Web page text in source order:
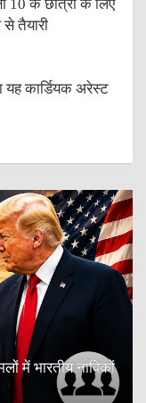
10 के छात्रों के लिए
तैयारी
यह कार्डियक अरेस्ट
में भारतीय नाविकों